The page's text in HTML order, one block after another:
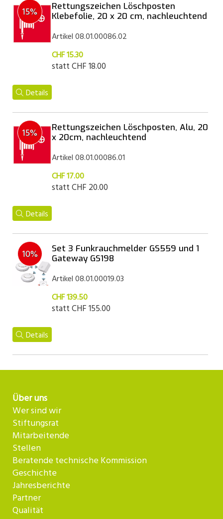
Rettungszeichen Löschposten
Klebefolie, 20 x 20 cm, nachleuchtend
Artikel 08.01.00086.02
CHF 15.30
stattCHF 18.00
15%
Details
Rettungszeichen Löschposten, Alu, 20
x 20cm, nachleuchtend
Artikel 08.01.00086.01
CHF 17.00
stattCHF 20.00
15%
Details
Set 3 Funkrauchmelder GS559 und 1
Gateway GS198
Artikel 08.01.00019.03
CHF 139.50
stattCHF 155.00
10%
Details
Über uns
Wer sind wir
Stiftungsrat
Mitarbeitende
Stellen
Beratende technische Kommission
Geschichte
Jahresberichte
Partner
Qualität